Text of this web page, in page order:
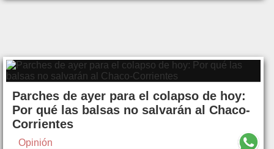
Parches de ayer para el colapso de hoy:
Por qué las balsas no salvarán al Chaco-
Corrientes
Opinión